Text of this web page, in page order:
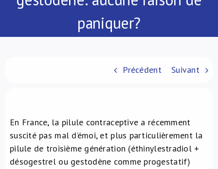
paniquer?
Précédent Suivant
En France, la pilule contraceptive a récemment
suscité pas mal d’émoi, et plus particulièrement la
pilule de troisième génération (éthinylestradiol +
désogestrel ou gestodène comme progestatif)